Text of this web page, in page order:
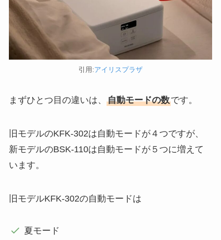
引用:アイリスプラザ
まずひとつ目の違いは、 自動モードの数です。
旧モデルのKFK-302は自動モードが４つですが、
新モデルのBSK-110は自動モードが５つに増えて
います。
旧モデルKFK-302の自動モードは
夏モード